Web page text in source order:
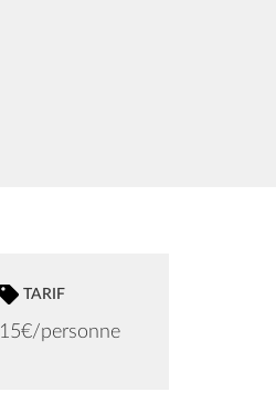
TARIF
15€/personne